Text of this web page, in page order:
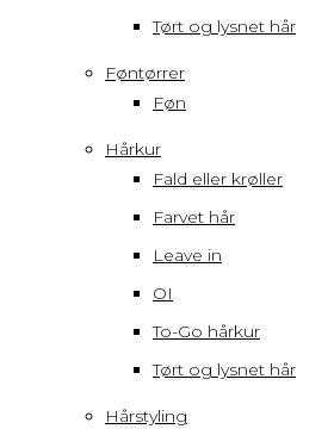
Tørt og lysnet hår
Føntørrer
Føn
Hårkur
Fald eller krøller
Farvet hår
Leave in
OI
To-Go hårkur
Tørt og lysnet hår
Hårstyling